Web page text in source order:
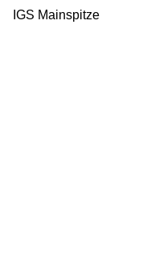
IGS Mainspitze